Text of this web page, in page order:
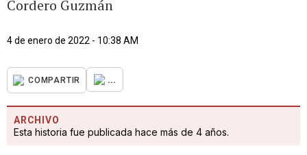
Cordero Guzmán
4 de enero de 2022 - 10:38 AM
COMPARTIR ...
ARCHIVO
Esta historia fue publicada hace más de 4 años.